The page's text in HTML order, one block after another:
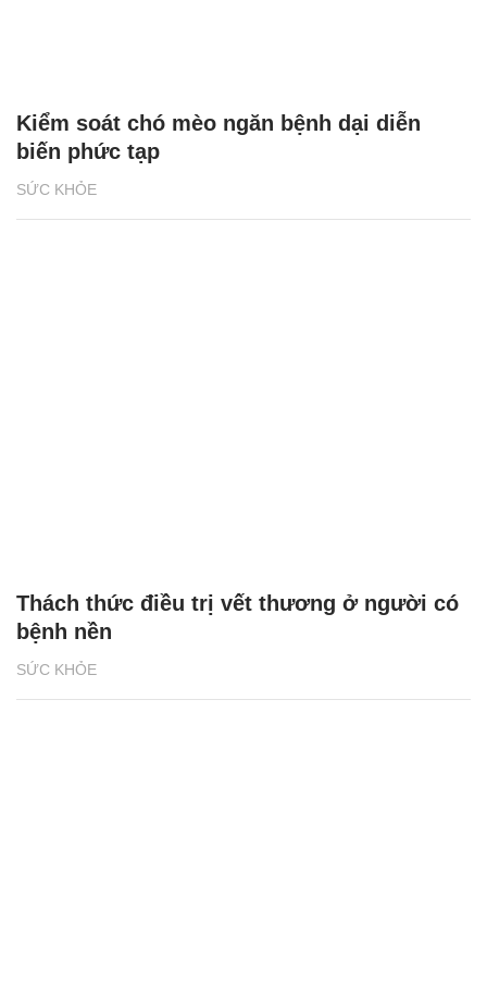
SỨC KHỎE
Kiểm soát chó mèo ngăn bệnh dại diễn
biến phức tạp
SỨC KHỎE
Thách thức điều trị vết thương ở người có
bệnh nền